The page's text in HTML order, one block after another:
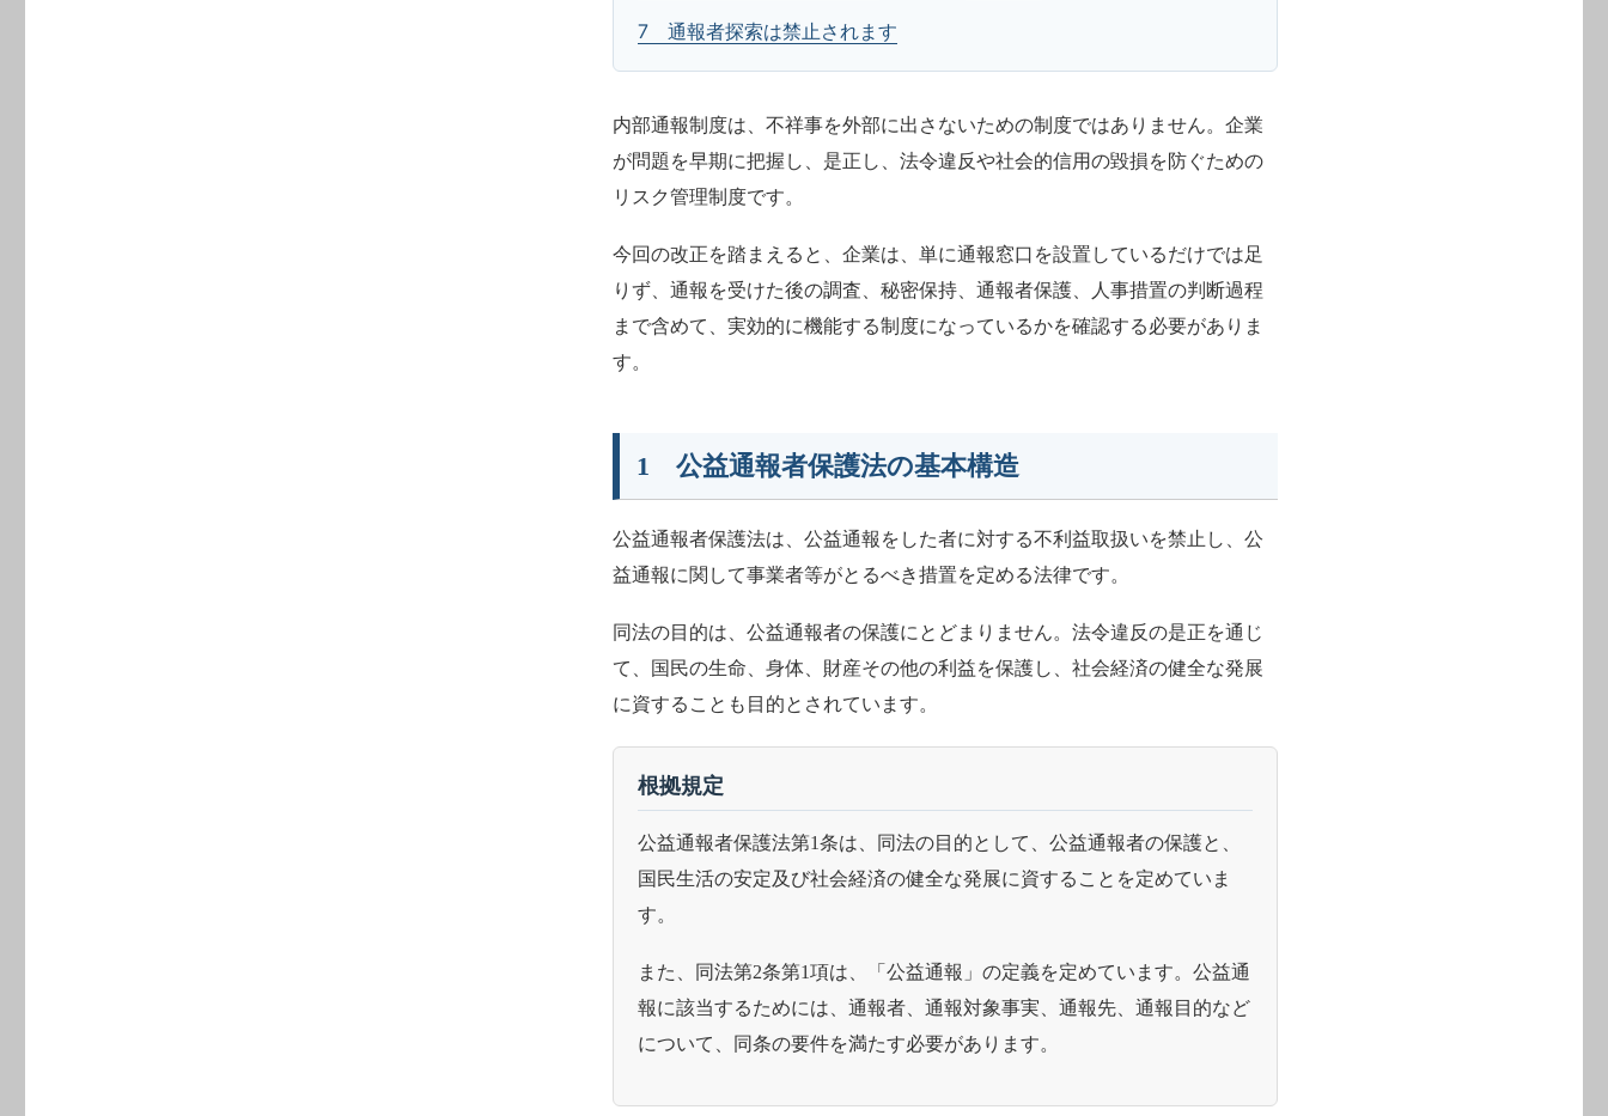
7 通報者探索は禁止されます
内部通報制度は、不祥事を外部に出さないための制度ではありません。企業
が問題を早期に把握し、是正し、法令違反や社会的信用の毀損を防ぐための
リスク管理制度です。
今回の改正を踏まえると、企業は、単に通報窓口を設置しているだけでは足
りず、通報を受けた後の調査、秘密保持、通報者保護、人事措置の判断過程
まで含めて、実効的に機能する制度になっているかを確認する必要がありま
す。
1 公益通報者保護法の基本構造
公益通報者保護法は、公益通報をした者に対する不利益取扱いを禁止し、公
益通報に関して事業者等がとるべき措置を定める法律です。
同法の目的は、公益通報者の保護にとどまりません。法令違反の是正を通じ
て、国民の生命、身体、財産その他の利益を保護し、社会経済の健全な発展
に資することも目的とされています。
根拠規定
公益通報者保護法第1条は、同法の目的として、公益通報者の保護と、
国民生活の安定及び社会経済の健全な発展に資することを定めていま
す。
また、同法第2条第1項は、「公益通報」の定義を定めています。公益通
報に該当するためには、通報者、通報対象事実、通報先、通報目的など
について、同条の要件を満たす必要があります。